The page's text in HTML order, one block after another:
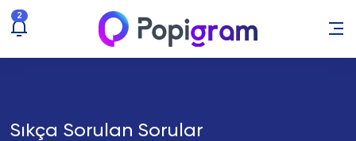
2
Sıkça Sorulan Sorular